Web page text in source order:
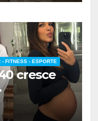
- FITNESS - ESPORTE
cresce
médico